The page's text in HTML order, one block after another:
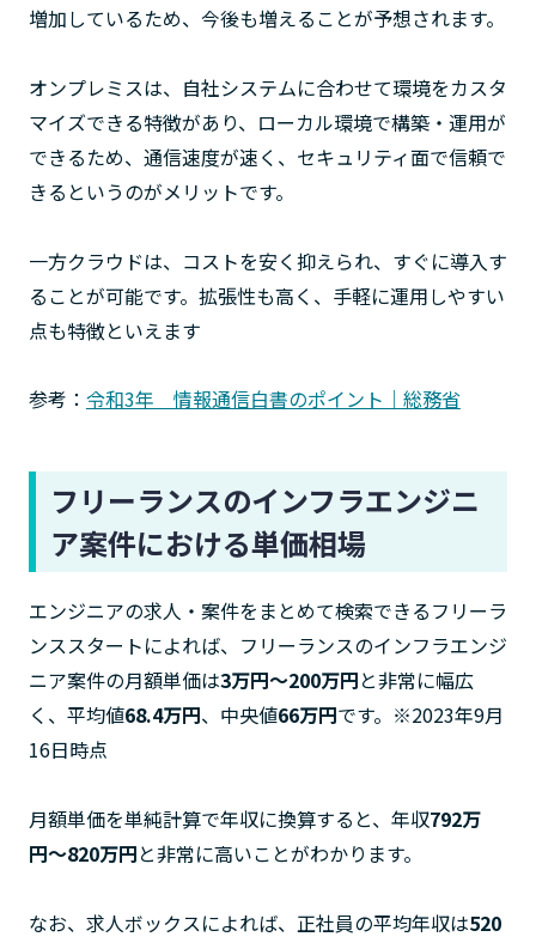
増加しているため、今後も増えることが予想されます。
オンプレミスは、自社システムに合わせて環境をカスタ
マイズできる特徴があり、ローカル環境で構築・運用が
できるため、通信速度が速く、セキュリティ面で信頼で
きるというのがメリットです。
一方クラウドは、コストを安く抑えられ、すぐに導入す
ることが可能です。拡張性も高く、手軽に運用しやすい
点も特徴といえます
参考： 令和3年 情報通信白書のポイント｜総務省
フリーランスのインフラエンジニ
ア案件における単価相場
エンジニアの求人・案件をまとめて検索できるフリーラ
ンススタートによれば、フリーランスのインフラエンジ
ニア案件の月額単価は3万円〜200万円と非常に幅広
く、平均値68.4万円、中央値66万円です。※2023年9月
16日時点
月額単価を単純計算で年収に換算すると、年収792万
円〜820万円と非常に高いことがわかります。
なお、求人ボックスによれば、正社員の平均年収は520